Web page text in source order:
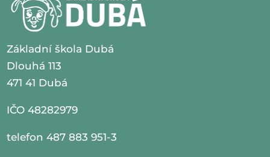
Základní škola Dubá
Dlouhá 113
471 41 Dubá
IČO 48282979
telefon 487 883 951-3